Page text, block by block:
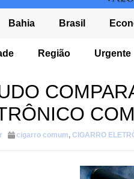
Bahia Brasil
Região Urgente
APONTAR IRREGULARIDADES
cigarro comum, CIGARRO